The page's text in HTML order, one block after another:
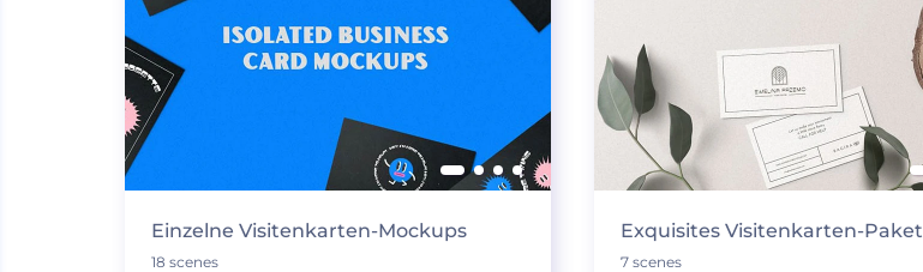
Einzelne Visitenkarten-Mockups
18 scenes
Exquisites Visitenkarten-Paket
7 scenes